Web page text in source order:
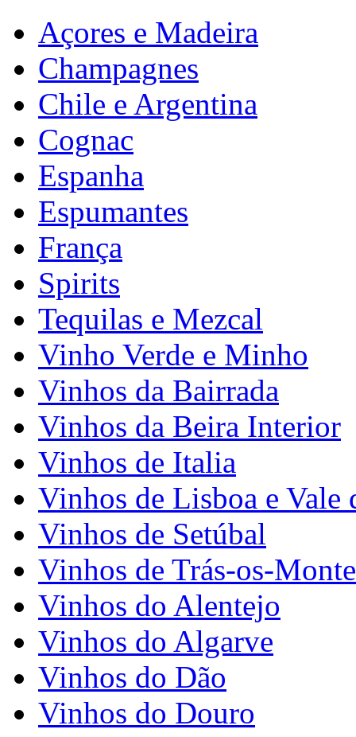
Açores e Madeira
Champagnes
Chile e Argentina
Cognac
Espanha
Espumantes
França
Spirits
Tequilas e Mezcal
Vinho Verde e Minho
Vinhos da Bairrada
Vinhos da Beira Interior
Vinhos de Italia
Vinhos de Lisboa e Vale
Vinhos de Setúbal
Vinhos de Trás-os-
Vinhos do Alentejo
Vinhos do Algarve
Vinhos do Dão
Vinhos do Douro